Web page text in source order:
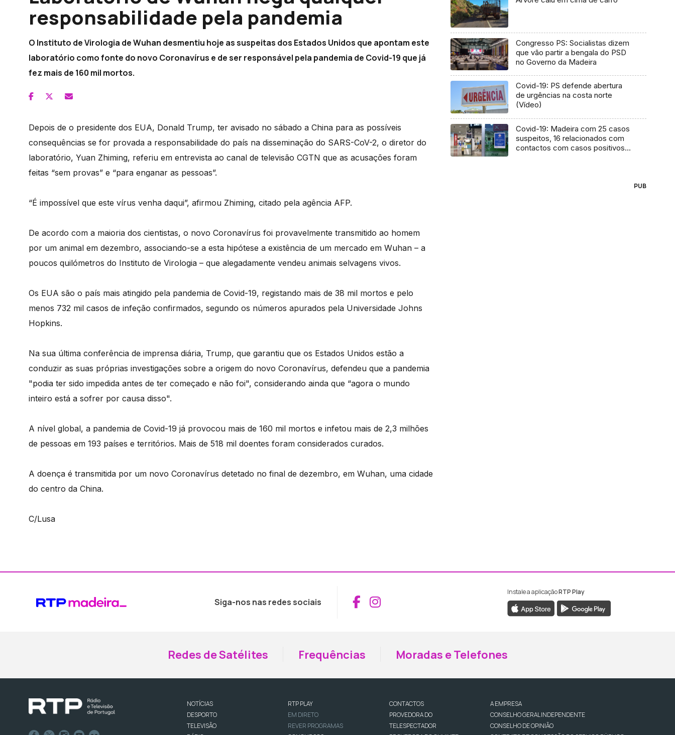
responsabilidade pela pandemia
O Instituto de Virologia de Wuhan desmentiu hoje as suspeitas dos Estados Unidos que apontam este
laboratório como fonte do novo Coronavírus e de ser responsável pela pandemia de Covid-19 que já
fez mais de 160 mil mortos.
Depois de o presidente dos EUA, Donald Trump, ter avisado no sábado a China para as possíveis
consequências se for provada a responsabilidade do país na disseminação do SARS-CoV-2, o diretor do
laboratório, Yuan Zhiming, referiu em entrevista ao canal de televisão CGTN que as acusações foram
feitas “sem provas” e “para enganar as pessoas”.
“É impossível que este vírus venha daqui”, afirmou Zhiming, citado pela agência AFP.
De acordo com a maioria dos cientistas, o novo Coronavírus foi provavelmente transmitido ao homem
por um animal em dezembro, associando-se a esta hipótese a existência de um mercado em Wuhan – a
poucos quilómetros do Instituto de Virologia – que alegadamente vendeu animais selvagens vivos.
Os EUA são o país mais atingido pela pandemia de Covid-19, registando mais de 38 mil mortos e pelo
menos 732 mil casos de infeção confirmados, segundo os números apurados pela Universidade Johns
Hopkins.
Na sua última conferência de imprensa diária, Trump, que garantiu que os Estados Unidos estão a
conduzir as suas próprias investigações sobre a origem do novo Coronavírus, defendeu que a pandemia
"podia ter sido impedida antes de ter começado e não foi", considerando ainda que “agora o mundo
inteiro está a sofrer por causa disso".
A nível global, a pandemia de Covid-19 já provocou mais de 160 mil mortos e infetou mais de 2,3 milhões
de pessoas em 193 países e territórios. Mais de 518 mil doentes foram considerados curados.
A doença é transmitida por um novo Coronavírus detetado no final de dezembro, em Wuhan, uma cidade
do centro da China.
C/Lusa
Congresso PS: Socialistas dizem
que vão partir a bengala do PSD
no Governo da Madeira
Covid-19: PS defende abertura
de urgências na costa norte
(Vídeo)
Covid-19: Madeira com 25 casos
suspeitos, 16 relacionados com
contactos com casos positivos
PUB
Siga-nos nas redes sociais Aceder ao Facebook da RTP Madeira
Aceder ao Instagram da RTP Madeira
Instale a aplicaçãoRTP Play
Redes de Satélites Frequências Moradas e Telefones
NOTÍCIAS
DESPORTO
TELEVISÃO
RTP PLAY
EM DIRETO
REVER PROGRAMAS
CONTACTOS
PROVEDORA DO
TELESPECTADOR
A EMPRESA
CONSELHO GERAL INDEPENDENTE
CONSELHO DE OPINIÃO